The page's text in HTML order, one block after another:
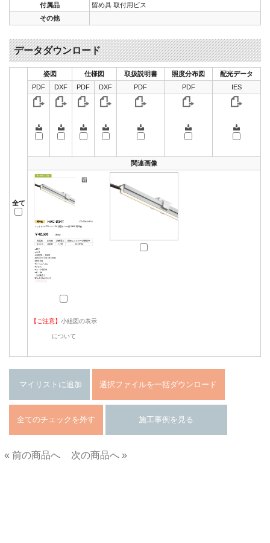
付属品
留め具 取付用ビス
その他
データダウンロード
全て
姿図 仕様図 取扱説明書 照度分布図
配光データ
PDF
DXF PDF DXF PDF PDF IES
関連画像
【ご注意】 小組図の表示
について
« 前の商品へ
次の商品へ »